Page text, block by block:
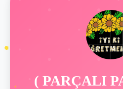
( PARÇALI